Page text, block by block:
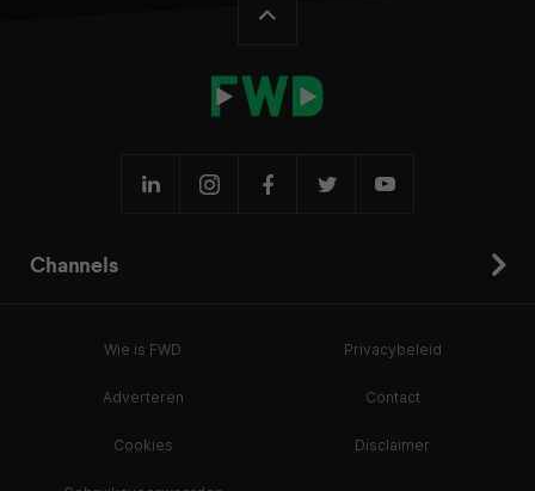
Channels
Wie is FWD Privacybeleid
Adverteren Contact
Cookies Disclaimer